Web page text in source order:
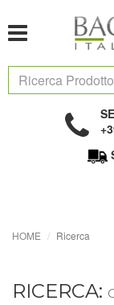
HOME Ricerca
RICERCA: